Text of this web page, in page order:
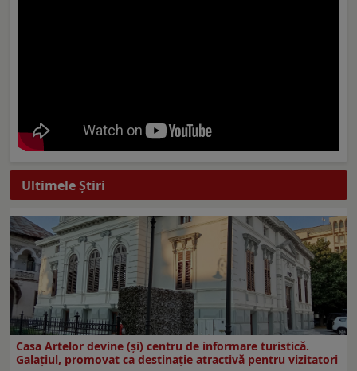
Ultimele Ştiri
Casa Artelor devine (şi) centru de informare turistică.
Galaţiul, promovat ca destinaţie atractivă pentru vizitatori